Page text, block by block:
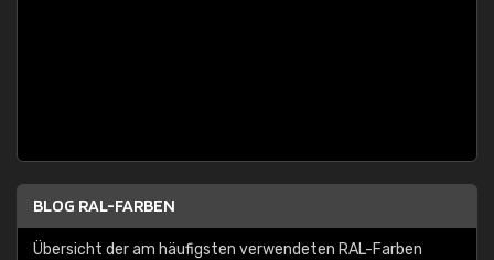
BLOG RAL-FARBEN
Übersicht der am häufigsten verwendeten RAL-Farben